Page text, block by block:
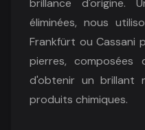
brillance d'origine.
éliminées, nous
Frankfürt ou Cassani
pierres, composées
d'obtenir un brillant
produits chimiques.